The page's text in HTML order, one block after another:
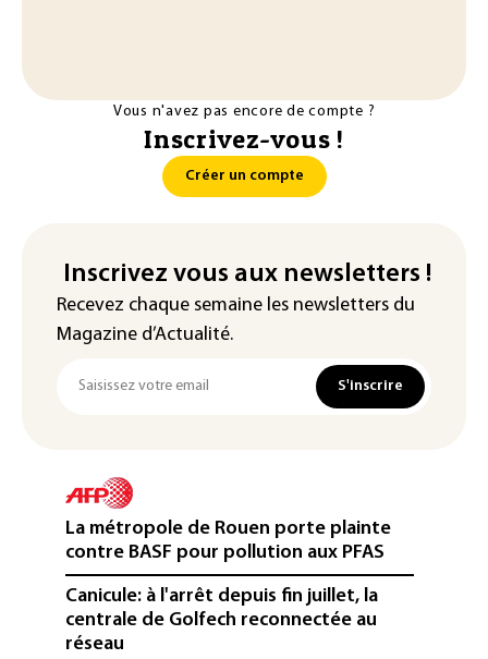
Vous n'avez pas encore de compte ?
Inscrivez-vous !
Créer un compte
Inscrivez vous aux newsletters !
Recevez chaque semaine les newsletters du
Magazine d’Actualité.
S'inscrire
La métropole de Rouen porte plainte
contre BASF pour pollution aux PFAS
Canicule: à l'arrêt depuis fin juillet, la
centrale de Golfech reconnectée au
réseau